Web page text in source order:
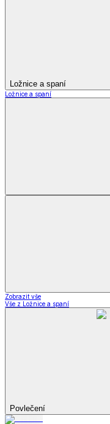
Ložnice a spaní
Ložnice a spaní
Zobrazit vše
Vše z Ložnice a spaní
Povlečení